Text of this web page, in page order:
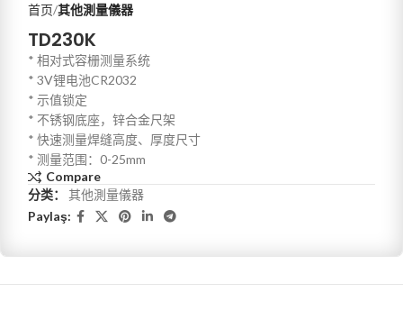
首页 其他測量儀器
TD230K
* 相对式容栅测量系统
* 3V锂电池CR2032
* 示值锁定
* 不锈钢底座，锌合金尺架
* 快速测量焊缝高度、厚度尺寸
* 测量范围：0-25mm
Compare
分类：
其他測量儀器
Paylaş: